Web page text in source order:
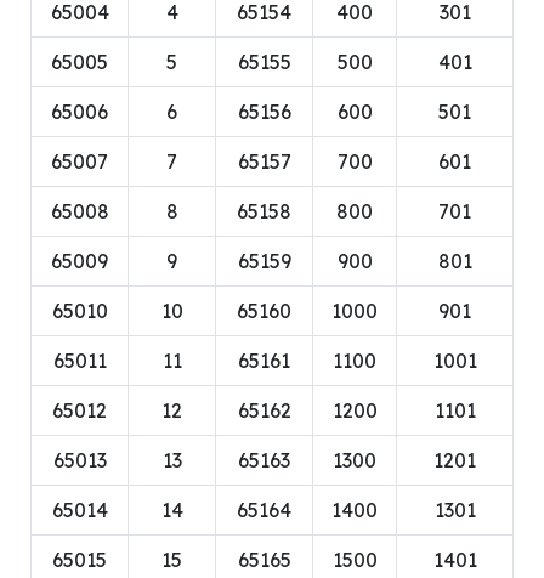
301
400
65154
4
65004
401
500
65155
5
65005
501
600
65156
6
65006
601
700
65157
7
65007
701
800
65158
8
65008
801
900
65159
9
65009
901
1000
65160
10
65010
1001
1100
65161
11
65011
1101
1200
65162
12
65012
1201
1300
65163
13
65013
1301
1400
65164
14
65014
1401
1500
65165
15
65015